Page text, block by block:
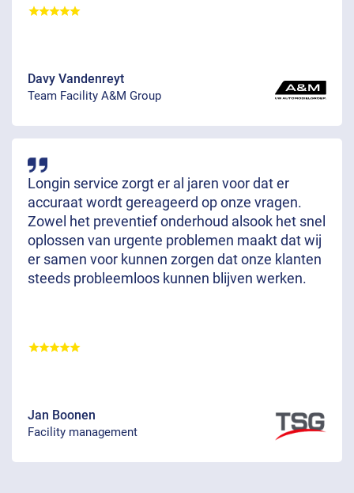
Davy Vandenreyt
Team Facility A&M Group
Longin service zorgt er al jaren voor dat er
accuraat wordt gereageerd op onze vragen.
Zowel het preventief onderhoud alsook het snel
oplossen van urgente problemen maakt dat wij
er samen voor kunnen zorgen dat onze klanten
steeds probleemloos kunnen blijven werken.
Jan Boonen
Facility management